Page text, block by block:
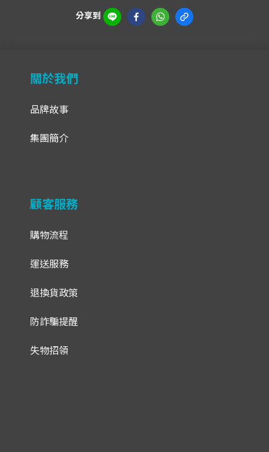
分享到
關於我們
品牌故事
集團簡介
顧客服務
購物流程
運送服務
退換貨政策
防詐騙提醒
失物招領